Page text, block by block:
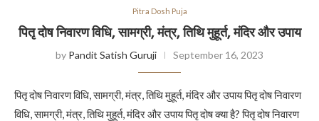
Pitra Dosh Puja
पितृ दोष निवारण विधि, सामग्री, मंत्र, तिथि मुहूर्त, मंदिर और उपाय
by Pandit Satish Guruji September 16, 2023
पितृ दोष निवारण विधि, सामग्री, मंत्र, तिथि मुहूर्त, मंदिर और उपाय पितृ दोष निवारण
विधि, सामग्री, मंत्र, तिथि मुहूर्त, मंदिर और उपाय पितृ दोष क्या है? पितृ दोष निवारण